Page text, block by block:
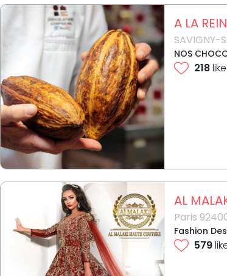
A LA
SAVIGNY-
NOS
218
AL
Paris
Fashion
579